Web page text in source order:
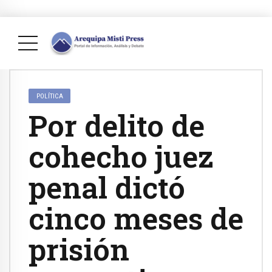
POLÍTICA
Por delito de
cohecho juez
penal dictó
cinco meses de
prisión